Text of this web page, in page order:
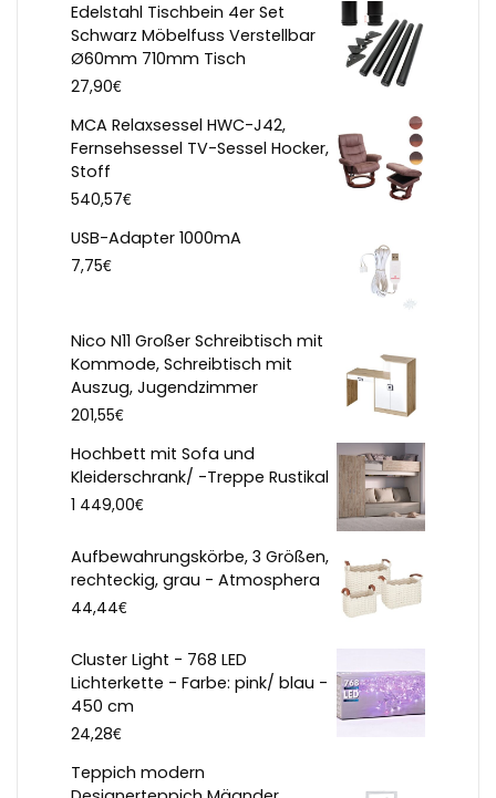
Edelstahl Tischbein 4er Set
Schwarz Möbelfuss Verstellbar
Ø60mm 710mm Tisch
27,90€
MCA Relaxsessel HWC-J42,
Fernsehsessel TV-Sessel Hocker,
Stoff
540,57€
USB-Adapter 1000mA
7,75€
Nico N11 Großer Schreibtisch mit
Kommode, Schreibtisch mit
Auszug, Jugendzimmer
201,55€
Hochbett mit Sofa und
Kleiderschrank/ -Treppe Rustikal
1 449,00€
Aufbewahrungskörbe, 3 Größen,
rechteckig, grau - Atmosphera
44,44€
Cluster Light - 768 LED
Lichterkette - Farbe: pink/ blau -
450 cm
24,28€
Teppich modern